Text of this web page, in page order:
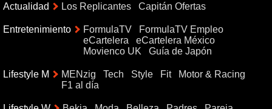
Actualidad Los Replicantes Capitán Ofertas
Entretenimiento FormulaTV
FormulaTV Empleo
eCartelera
eCartelera México
Movienco UK
Guía de Japón
Lifestyle M MENzig Tech Style Fit
Motor & Racing
F1 al día